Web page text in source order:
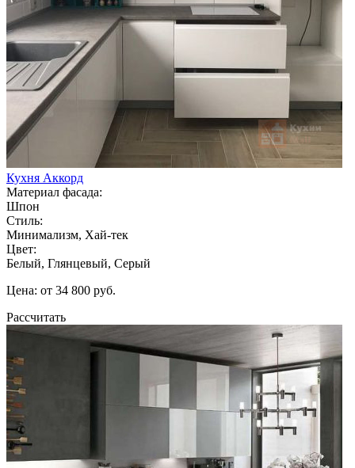
Кухня Аккорд
Материал фасада:
Шпон
Стиль:
Минимализм, Хай-тек
Цвет:
Белый, Глянцевый, Серый
Цена: от 34 800 руб.
Рассчитать